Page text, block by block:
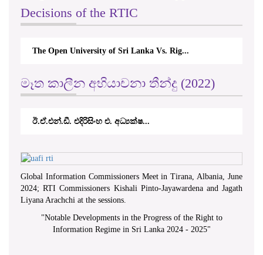
Decisions of the RTIC
The Open University of Sri Lanka Vs. Rig...
මෑත කාලීන අභියාචනා තීන්දු (2022)
ඊ.ඒ.එන්.ඩී. එදිරිසිංහ එ. අධ්‍යක්ෂ...
Global Information Commissioners Meet in Tirana, Albania, June
2024; RTI Commissioners Kishali Pinto-Jayawardena and Jagath
Liyana Arachchi at the sessions.
"Notable Developments in the Progress of the Right to
Information Regime in Sri Lanka 2024 - 2025"